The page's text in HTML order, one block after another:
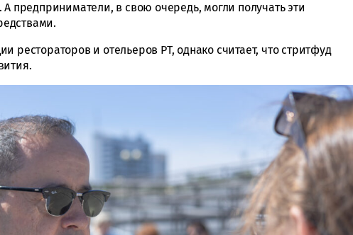
А предприниматели, в свою очередь, могли получать эти
рестораторов и отельеров РТ, однако считает, что стритфуд